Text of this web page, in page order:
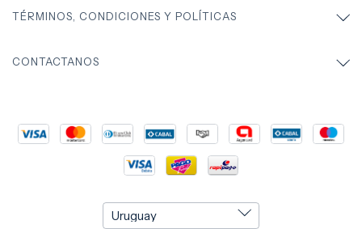
TÉRMINOS, CONDICIONES Y POLÍTICAS
CONTACTANOS